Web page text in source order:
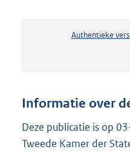
Authentieke
Informatie over
Deze publicatie is op
Tweede Kamer der